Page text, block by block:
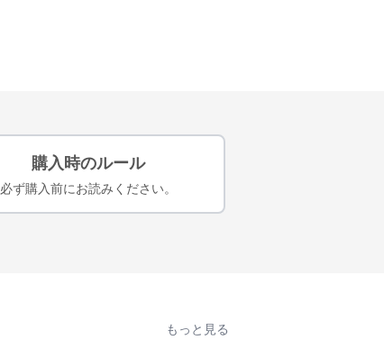
購入時のルール
必ず購入前にお読みください。
もっと見る